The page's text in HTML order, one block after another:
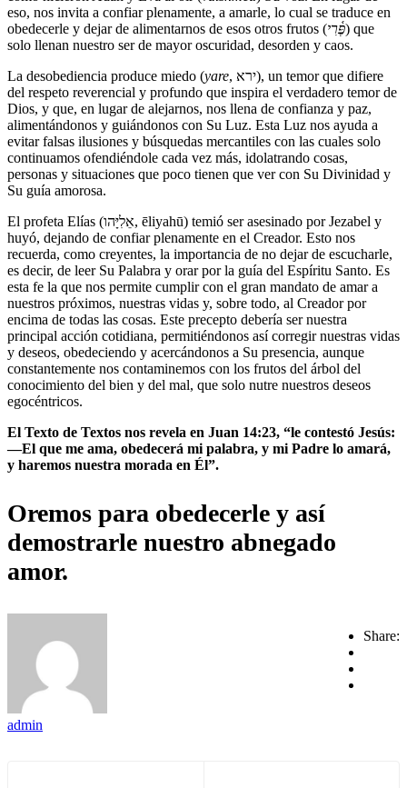
eso, nos invita a confiar plenamente, a amarle, lo cual se traduce en
obedecerle y dejar de alimentarnos de esos otros frutos (פֶּ֫רִי) que
solo llenan nuestro ser de mayor oscuridad, desorden y caos.
La desobediencia produce miedo (yare, ירא), un temor que difiere
del respeto reverencial y profundo que inspira el verdadero temor de
Dios, y que, en lugar de alejarnos, nos llena de confianza y paz,
alimentándonos y guiándonos con Su Luz. Esta Luz nos ayuda a
evitar falsas ilusiones y búsquedas mercantiles con las cuales solo
continuamos ofendiéndole cada vez más, idolatrando cosas,
personas y situaciones que poco tienen que ver con Su Divinidad y
Su guía amorosa.
El profeta Elías (אֵלִיָּהו, ēliyahū) temió ser asesinado por Jezabel y
huyó, dejando de confiar plenamente en el Creador. Esto nos
recuerda, como creyentes, la importancia de no dejar de escucharle,
es decir, de leer Su Palabra y orar por la guía del Espíritu Santo. Es
esta fe la que nos permite cumplir con el gran mandato de amar a
nuestros próximos, nuestras vidas y, sobre todo, al Creador por
encima de todas las cosas. Este precepto debería ser nuestra
principal acción cotidiana, permitiéndonos así corregir nuestras vidas
y deseos, obedeciendo y acercándonos a Su presencia, aunque
constantemente nos contaminemos con los frutos del árbol del
conocimiento del bien y del mal, que solo nutre nuestros deseos
egocéntricos.
El Texto de Textos nos revela en Juan 14:23, “le contestó Jesús:
—El que me ama, obedecerá mi palabra, y mi Padre lo amará,
y haremos nuestra morada en Él”.
Oremos para obedecerle y así
demostrarle nuestro abnegado
amor.
Share:
admin